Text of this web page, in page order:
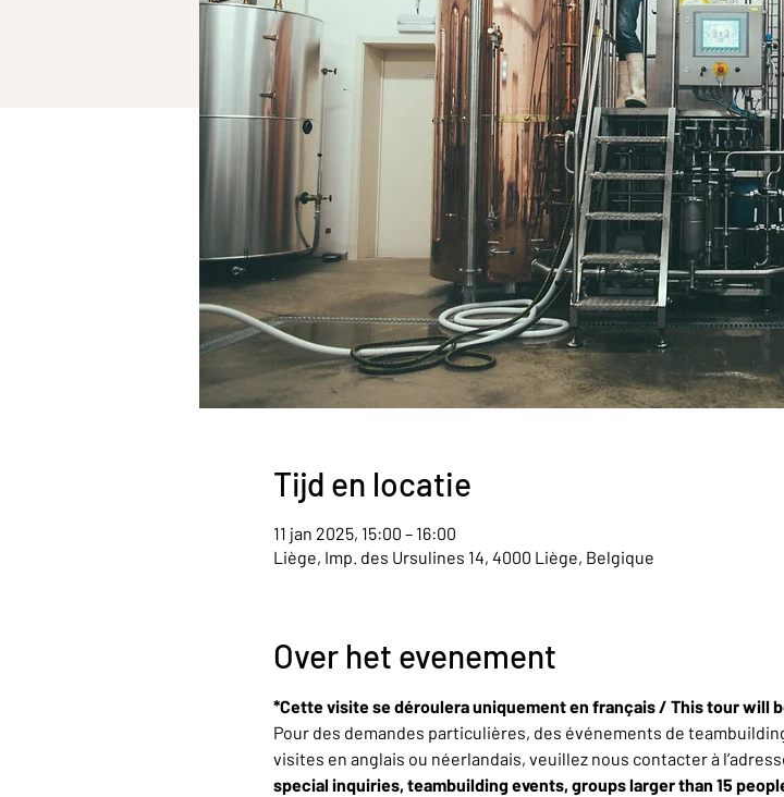
Tijd en locatie
11 jan 2025, 15:00 – 16:00
Liège, Imp. des Ursulines 14, 4000 Liège, Belgique
Over het evenement
*Cette visite se déroulera uniquement en français / This tour will
Pour des demandes particulières, des événements de
visites en anglais ou néerlandais, veuillez nous contacter à
special inquiries, teambuilding events, groups larger than 15